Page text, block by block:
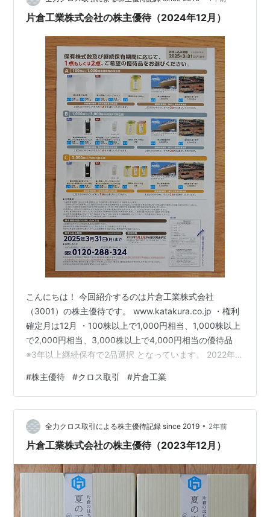
優…
片倉工業株式会社の株主優待（2024年12月）
こんにちは！ 今回紹介するのは片倉工業株式会社
（3001）の株主優待です。 www.katakura.co.jp ・権利
確定月は12月 ・100株以上で1,000円相当、1,000株以上
で2,000円相当、3,000株以上で4,000円相当の優待品
※3年以上継続保有で2品選択 となっています。 2022年の
待はこちら。 muto-aiko.hatenablog.com 今回はこちら
の案内が2025年3月10日に2名義分、到着しました。 申
し込み期限が3月31日までと短いので注意です。 我が家
はいずれも国産はちみつ…
#株主優待 #クロス取引 #片倉工業
全力クロス取引による株主優待記録 since 2019 • 2年前
片倉工業株式会社の株主優待（2023年12月）